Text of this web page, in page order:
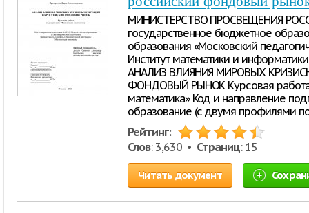
МИНИСТЕРСТВО ПРОСВЕЩЕНИЯ
государственное бюджетное
образования «Московский
Институт математики и
АНАЛИЗ ВЛИЯНИЯ МИРОВЫХ
ФОНДОВЫЙ РЫНОК Курсовая
математика» Код и направление
образование (с двумя профилями
Рейтинг:
Слов: 3,630 • Страниц: 15
Читать документ